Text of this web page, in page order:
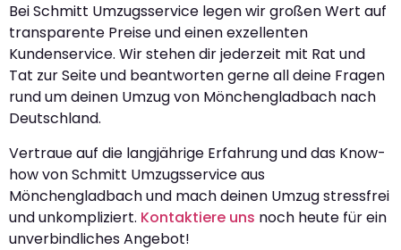
Bei Schmitt Umzugsservice legen wir großen Wert auf
transparente Preise und einen exzellenten
Kundenservice. Wir stehen dir jederzeit mit Rat und
Tat zur Seite und beantworten gerne all deine Fragen
rund um deinen Umzug von Mönchengladbach nach
Deutschland.
Vertraue auf die langjährige Erfahrung und das Know-
how von Schmitt Umzugsservice aus
Mönchengladbach und mach deinen Umzug stressfrei
und unkompliziert. Kontaktiere uns noch heute für ein
unverbindliches Angebot!